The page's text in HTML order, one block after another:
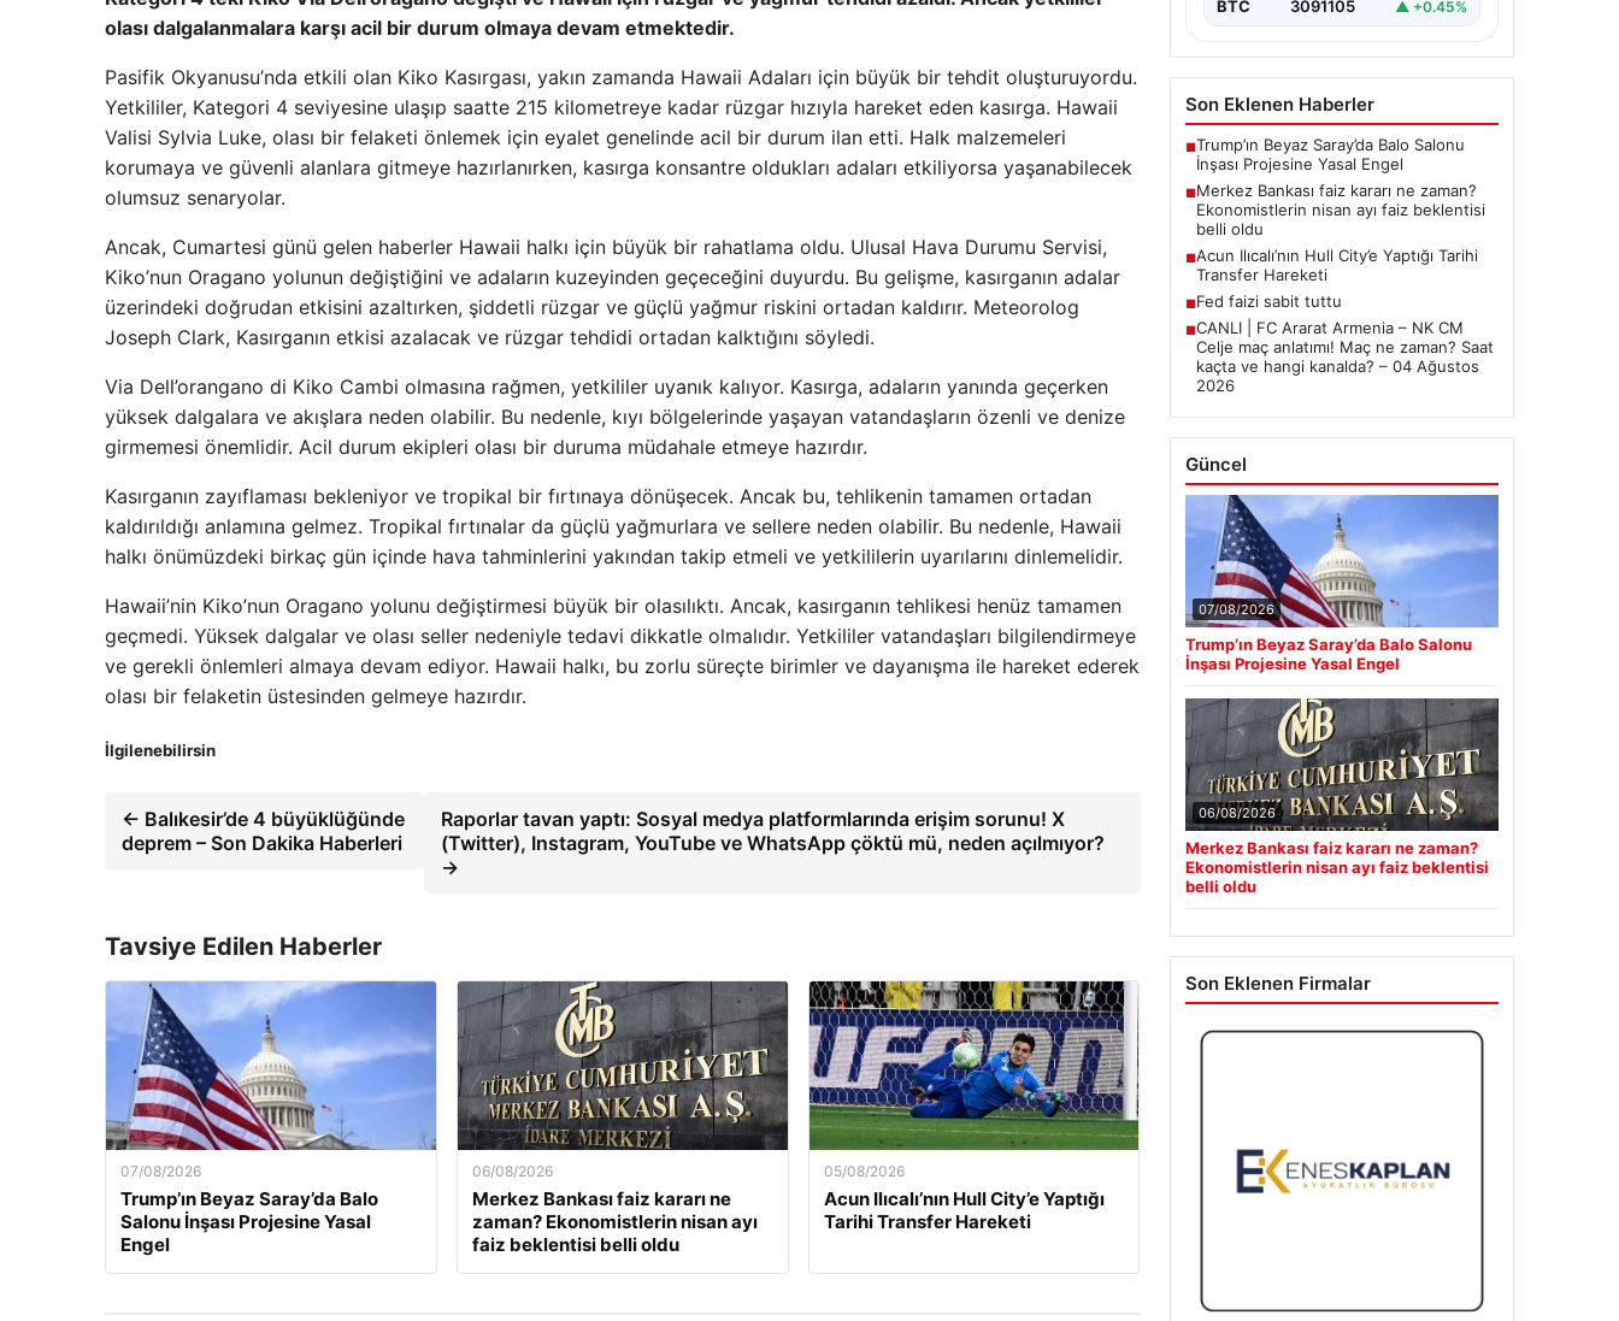
olası dalgalanmalara karşı acil bir durum olmaya devam etmektedir.
Pasifik Okyanusu’nda etkili olan Kiko Kasırgası, yakın zamanda Hawaii Adaları için büyük bir tehdit oluşturuyordu.
Yetkililer, Kategori 4 seviyesine ulaşıp saatte 215 kilometreye kadar rüzgar hızıyla hareket eden kasırga. Hawaii
Valisi Sylvia Luke, olası bir felaketi önlemek için eyalet genelinde acil bir durum ilan etti. Halk malzemeleri
korumaya ve güvenli alanlara gitmeye hazırlanırken, kasırga konsantre oldukları adaları etkiliyorsa yaşanabilecek
olumsuz senaryolar.
Ancak, Cumartesi günü gelen haberler Hawaii halkı için büyük bir rahatlama oldu. Ulusal Hava Durumu Servisi,
Kiko’nun Oragano yolunun değiştiğini ve adaların kuzeyinden geçeceğini duyurdu. Bu gelişme, kasırganın adalar
üzerindeki doğrudan etkisini azaltırken, şiddetli rüzgar ve güçlü yağmur riskini ortadan kaldırır. Meteorolog
Joseph Clark, Kasırganın etkisi azalacak ve rüzgar tehdidi ortadan kalktığını söyledi.
Via Dell’orangano di Kiko Cambi olmasına rağmen, yetkililer uyanık kalıyor. Kasırga, adaların yanında geçerken
yüksek dalgalara ve akışlara neden olabilir. Bu nedenle, kıyı bölgelerinde yaşayan vatandaşların özenli ve denize
girmemesi önemlidir. Acil durum ekipleri olası bir duruma müdahale etmeye hazırdır.
Kasırganın zayıflaması bekleniyor ve tropikal bir fırtınaya dönüşecek. Ancak bu, tehlikenin tamamen ortadan
kaldırıldığı anlamına gelmez. Tropikal fırtınalar da güçlü yağmurlara ve sellere neden olabilir. Bu nedenle, Hawaii
halkı önümüzdeki birkaç gün içinde hava tahminlerini yakından takip etmeli ve yetkililerin uyarılarını dinlemelidir.
Hawaii’nin Kiko’nun Oragano yolunu değiştirmesi büyük bir olasılıktı. Ancak, kasırganın tehlikesi henüz tamamen
geçmedi. Yüksek dalgalar ve olası seller nedeniyle tedavi dikkatle olmalıdır. Yetkililer vatandaşları bilgilendirmeye
ve gerekli önlemleri almaya devam ediyor. Hawaii halkı, bu zorlu süreçte birimler ve dayanışma ile hareket ederek
olası bir felaketin üstesinden gelmeye hazırdır.
İlgilenebilirsin
← Balıkesir’de 4 büyüklüğünde
deprem – Son Dakika Haberleri
Raporlar tavan yaptı: Sosyal medya platformlarında erişim sorunu! X
(Twitter), Instagram, YouTube ve WhatsApp çöktü mü, neden açılmıyor?
→
Tavsiye Edilen Haberler
07/08/2026
Trump’ın Beyaz Saray’da Balo
Salonu İnşası Projesine Yasal
Engel
06/08/2026
Merkez Bankası faiz kararı ne
zaman? Ekonomistlerin nisan ayı
faiz beklentisi belli oldu
05/08/2026
Acun Ilıcalı’nın Hull City’e Yaptığı
Tarihi Transfer Hareketi
BTC 3091105 ▲ +0.45%
Son Eklenen Haberler
■Trump’ın Beyaz Saray’da Balo Salonu
İnşası Projesine Yasal Engel
■Merkez Bankası faiz kararı ne zaman?
Ekonomistlerin nisan ayı faiz beklentisi
belli oldu
■Acun Ilıcalı’nın Hull City’e Yaptığı Tarihi
Transfer Hareketi
■Fed faizi sabit tuttu
■CANLI | FC Ararat Armenia – NK CM
Celje maç anlatımı! Maç ne zaman? Saat
kaçta ve hangi kanalda? – 04 Ağustos
2026
Güncel
07/08/2026
Trump’ın Beyaz Saray’da Balo Salonu
İnşası Projesine Yasal Engel
06/08/2026
Merkez Bankası faiz kararı ne zaman?
Ekonomistlerin nisan ayı faiz beklentisi
belli oldu
Son Eklenen Firmalar